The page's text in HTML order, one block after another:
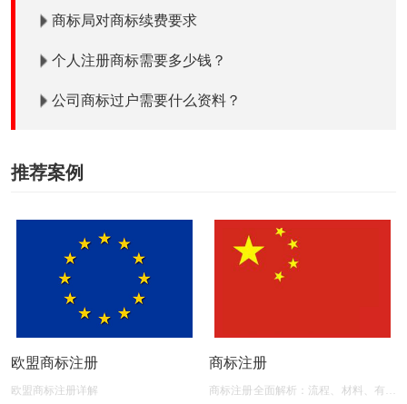
商标局对商标续费要求
个人注册商标需要多少钱？
公司商标过户需要什么资料？
推荐案例
欧盟商标注册
欧盟商标注册详解
商标注册
商标注册全面解析：流程、材料、有效